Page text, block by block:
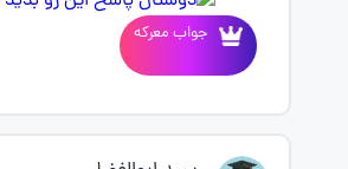
جواب معرکه